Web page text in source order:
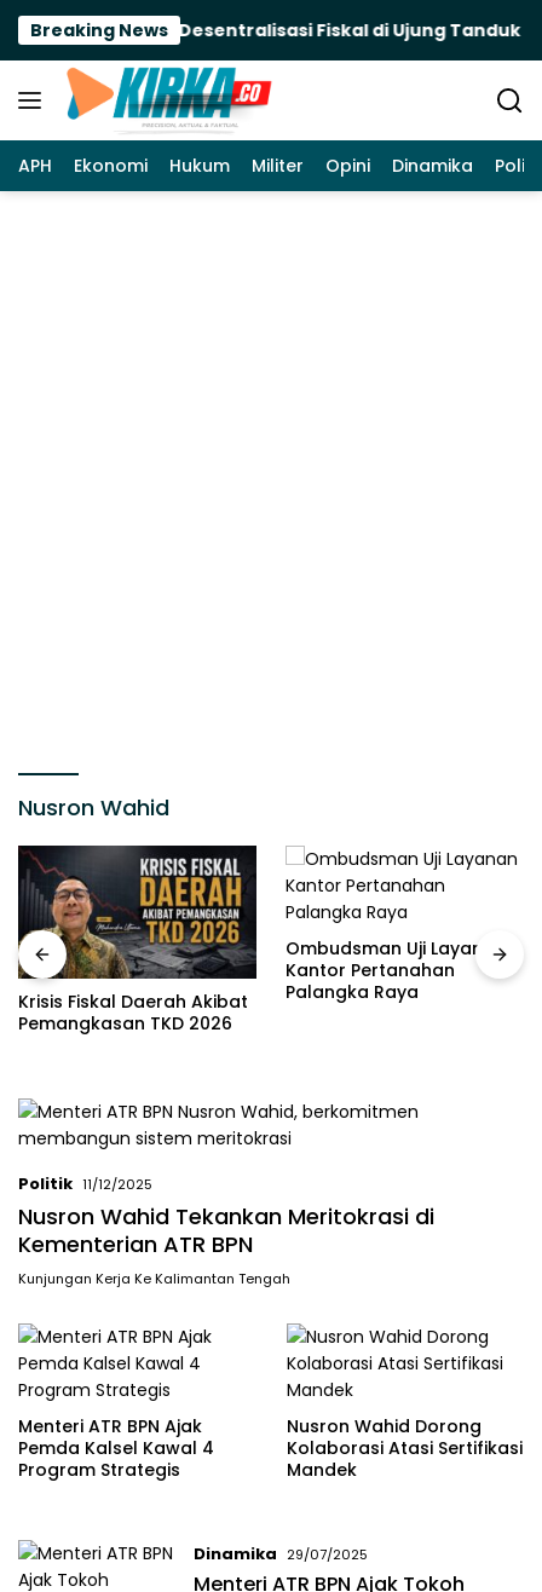
Langsung
konten
Breaking News
Terancam, Desentralisasi Fiskal di Ujung Tanduk
APH Ekonomi Hukum Militer Opini Dinamika
Nusron Wahid
Krisis Fiskal Daerah Akibat
Pemangkasan TKD 2026
Ombudsman Uji Layanan
Kantor Pertanahan
Palangka Raya
Politik 11/12/2025
Nusron Wahid Tekankan Meritokrasi di
Kementerian ATR BPN
Kunjungan Kerja Ke Kalimantan Tengah
Menteri ATR BPN Ajak
Pemda Kalsel Kawal 4
Program Strategis
Nusron Wahid Dorong
Kolaborasi Atasi Sertifikasi
Mandek
Dinamika 29/07/2025
Menteri ATR BPN Ajak Tokoh